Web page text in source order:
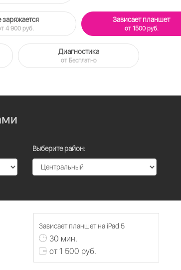
заряжается
4 900 руб.
Зависает планшет
от 1500 руб.
Диагностика
от Бесплатно
Выберите район:
Зависает планшет на iPad 5
30 мин.
от 1 500 руб.